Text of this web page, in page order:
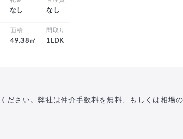
なし なし
面積
49.38㎡
間取り
1LDK
ださい。弊社は仲介手数料を無料、もしくは相場